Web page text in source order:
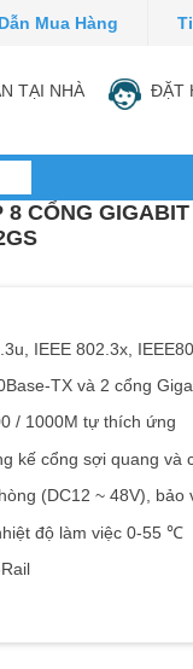
Mua Hàng
TẠI NHÀ ĐẶT
8 CỔNG
IEEE 802.3x,
TX và 2 cổng
/ 1000M tự thích ứng
kế cổng sợi quang và
(DC12 ~ 48V), bảo
độ làm việc 0-55 ℃